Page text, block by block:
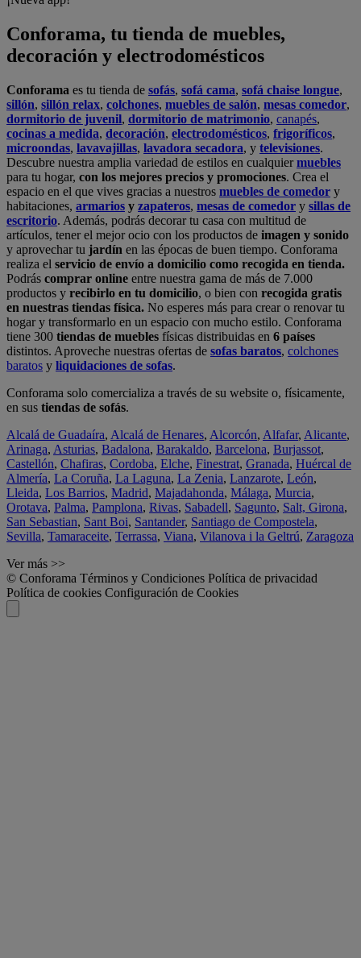
Conforama, tu tienda de muebles,
decoración y electrodomésticos
Conforama es tu tienda de sofás, sofá cama, sofá chaise longue,
sillón, sillón relax, colchones, muebles de salón, mesas comedor,
dormitorio de juvenil, dormitorio de matrimonio, canapés,
cocinas a medida, decoración, electrodomésticos, frigoríficos,
microondas, lavavajillas, lavadora secadora, y televisiones.
Descubre nuestra amplia variedad de estilos en cualquiermuebles
para tu hogar, con los mejores precios y promociones. Crea el
espacio en el que vives gracias a nuestros muebles de comedor y
habitaciones, armarios y zapateros, mesas de comedor y sillas de
escritorio. Además, podrás decorar tu casa con multitud de
artículos, tener el mejor ocio con los productos de imagen y sonido
y aprovechar tu jardín en las épocas de buen tiempo. Conforama
realiza el servicio de envío a domicilio como recogida en tienda.
Podrás comprar online entre nuestra gama de más de 7.000
productos y recibirlo en tu domicilio, o bien con recogida gratis
en nuestras tiendas física. No esperes más para crear o renovar tu
hogar y transformarlo en un espacio con mucho estilo. Conforama
tiene 300 tiendas de muebles físicas distribuidas en 6 países
distintos. Aproveche nuestras ofertas de sofas baratos, colchones
baratos y liquidaciones de sofas.
Conforama solo comercializa a través de su website o, físicamente,
en sus tiendas de sofás.
Alcalá de Guadaíra, Alcalá de Henares, Alcorcón, Alfafar, Alicante,
Arinaga, Asturias, Badalona, Barakaldo, Barcelona, Burjassot,
Castellón, Chafiras, Cordoba, Elche, Finestrat, Granada, Huércal de
Almería, La Coruña, La Laguna, La Zenia, Lanzarote, León,
Lleida, Los Barrios, Madrid, Majadahonda, Málaga, Murcia,
Orotava, Palma, Pamplona, Rivas, Sabadell, Sagunto, Salt, Girona,
San Sebastian, Sant Boi, Santander, Santiago de Compostela,
Sevilla, Tamaraceite, Terrassa, Viana, Vilanova i la Geltrú, Zaragoza
Ver más >>
© Conforama Términos y Condiciones Política de privacidad
Política de cookies Configuración de Cookies